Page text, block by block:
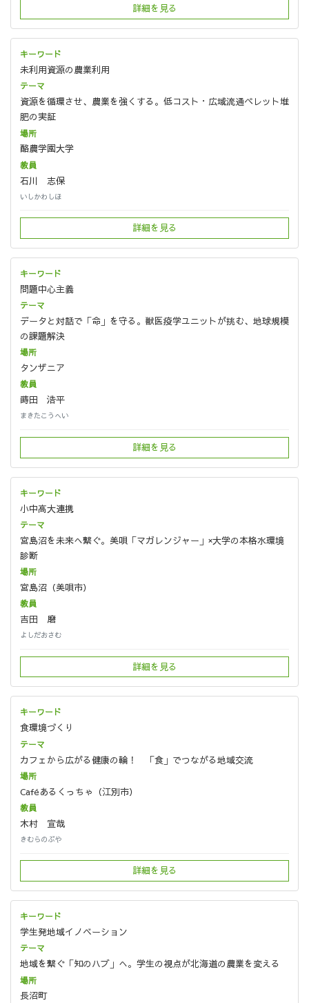
詳細を見る
未利用資源の農業利用
資源を循環させ、農業を強くする。低コスト・広域流通ペレット堆
肥の実証
酪農学園大学
石川 志保
いしかわしほ
詳細を見る
問題中心主義
データと対話で「命」を守る。獣医疫学ユニットが挑む、地球規模
の課題解決
タンザニア
蒔田 浩平
まきたこうへい
詳細を見る
小中高大連携
宮島沼を未来へ繋ぐ。美唄「マガレンジャー」×大学の本格水環境
診断
宮島沼（美唄市）
吉田 磨
よしだおさむ
詳細を見る
食環境づくり
カフェから広がる健康の輪！ 「食」でつながる地域交流
Caféあるくっちゃ（江別市）
木村 宣哉
きむらのぶや
詳細を見る
学生発地域イノベーション
地域を繋ぐ「知のハブ」へ。学生の視点が北海道の農業を変える
長沼町